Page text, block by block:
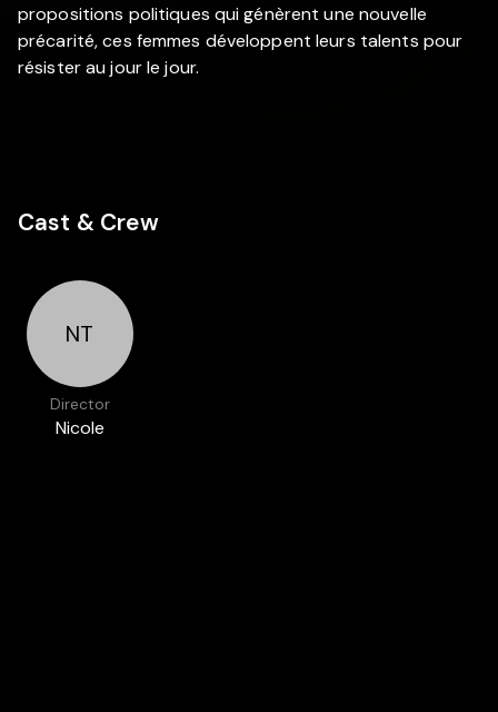
propositions politiques qui génèrent une nouvelle
précarité, ces femmes développent leurs talents pour
résister au jour le jour.
Cast & Crew
NT
Director
Nicole